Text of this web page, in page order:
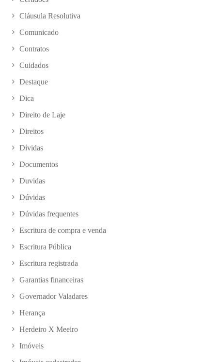
Cláusula Resolutiva
Comunicado
Contratos
Cuidados
Destaque
Dica
Direito de Laje
Direitos
Dívidas
Documentos
Duvidas
Dúvidas
Dúvidas frequentes
Escritura de compra e venda
Escritura Pública
Escritura registrada
Garantias financeiras
Governador Valadares
Herança
Herdeiro X Meeiro
Imóveis